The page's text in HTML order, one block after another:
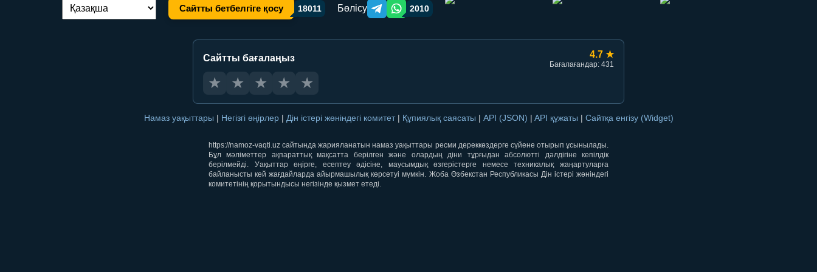
Тілді ауыстыру: Сайтты бетбелгіге қосу 18011 Бөлісу Telegram orqali ulashish
WhatsApp orqali ulashish
2010
Сайтты бағалаңыз 4.7 ★
Бағалағандар: 431
★ ★ ★ ★ ★
Намаз уақыттары | Негізгі өңірлер | Дін істері жөніндегі комитет | Құпиялық саясаты | API (JSON) | API құжаты | Сайтқа енгізу (Widget)
https://namoz-vaqti.uz сайтында жарияланатын намаз уақыттары ресми дереккөздерге сүйене отырып ұсынылады.
Бұл мәліметтер ақпараттық мақсатта берілген және олардың діни тұрғыдан абсолютті дәлдігіне кепілдік
берілмейді. Уақыттар өңірге, есептеу әдісіне, маусымдық өзгерістерге немесе техникалық жаңартуларға
байланысты кей жағдайларда айырмашылық көрсетуі мүмкін. Жоба Өзбекстан Республикасы Дін істері жөніндегі
комитетінің қорытындысы негізінде қызмет етеді.